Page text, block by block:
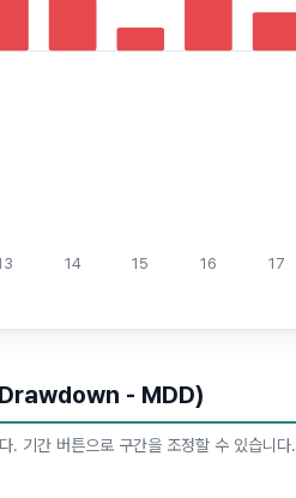
14 15 16 17
Drawdown - MDD)
. 기간 버튼으로 구간을 조정할 수 있습니다.